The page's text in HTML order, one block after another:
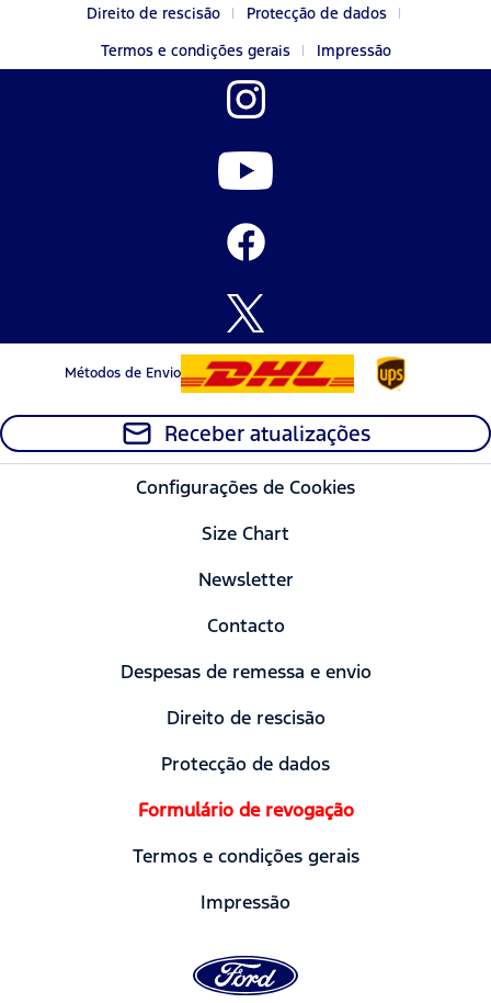
Direito de rescisão
Protecção de dados
Termos e condições gerais
Impressão
Métodos de Envio
Receber atualizações
Configurações de Cookies
Size Chart
Newsletter
Contacto
Despesas de remessa e envio
Direito de rescisão
Protecção de dados
Formulário de revogação
Termos e condições gerais
Impressão